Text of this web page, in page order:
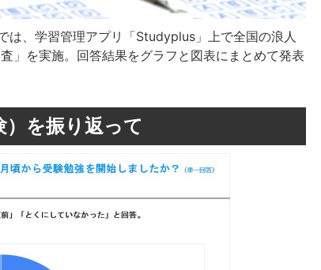
、学習管理アプリ「Studyplus」上で全国の浪人
」を実施。回答結果をグラフと図表にまとめて発表
を振り返って